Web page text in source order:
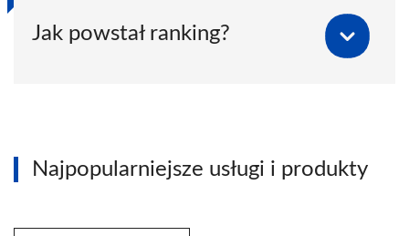
Jak powstał ranking?
Najpopularniejsze usługi i produkty